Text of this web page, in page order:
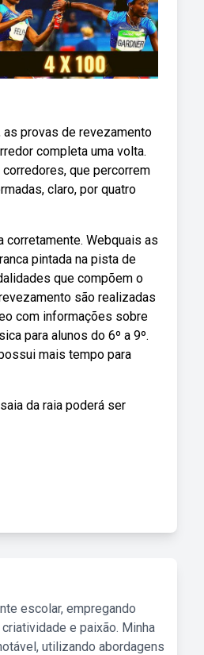
provas de revezamento
completa uma volta.
que percorrem
claro, por quatro
corretamente. Webquais as
pintada na pista de
que compõem o
são realizadas
com informações sobre
para alunos do 6º a 9º.
mais tempo para
da raia poderá ser
escolar, empregando
e paixão. Minha
utilizando abordagens